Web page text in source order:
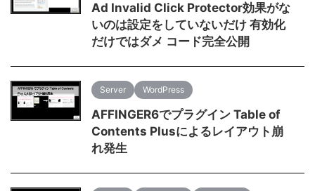
Ad Invalid Click Protector効果がな
いのは設定をしていないだけ 有効化
だけではダメ コード完全公開
Server WordPress
AFFINGER6でプラグイン Table of
Contents Plusによるレイアウト崩
れ発生